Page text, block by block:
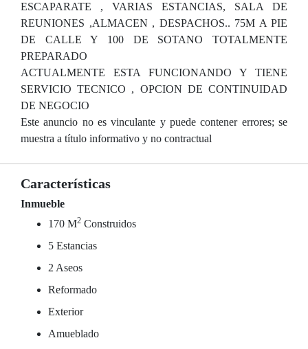
ESCAPARATE , VARIAS ESTANCIAS, SALA DE
REUNIONES ,ALMACEN , DESPACHOS.. 75M A PIE
DE CALLE Y 100 DE SOTANO TOTALMENTE
PREPARADO
ACTUALMENTE ESTA FUNCIONANDO Y TIENE
SERVICIO TECNICO , OPCION DE CONTINUIDAD
DE NEGOCIO
Este anuncio no es vinculante y puede contener errores; se
muestra a título informativo y no contractual
Características
Inmueble
170 M2 Construidos
5 Estancias
2 Aseos
Reformado
Exterior
Amueblado